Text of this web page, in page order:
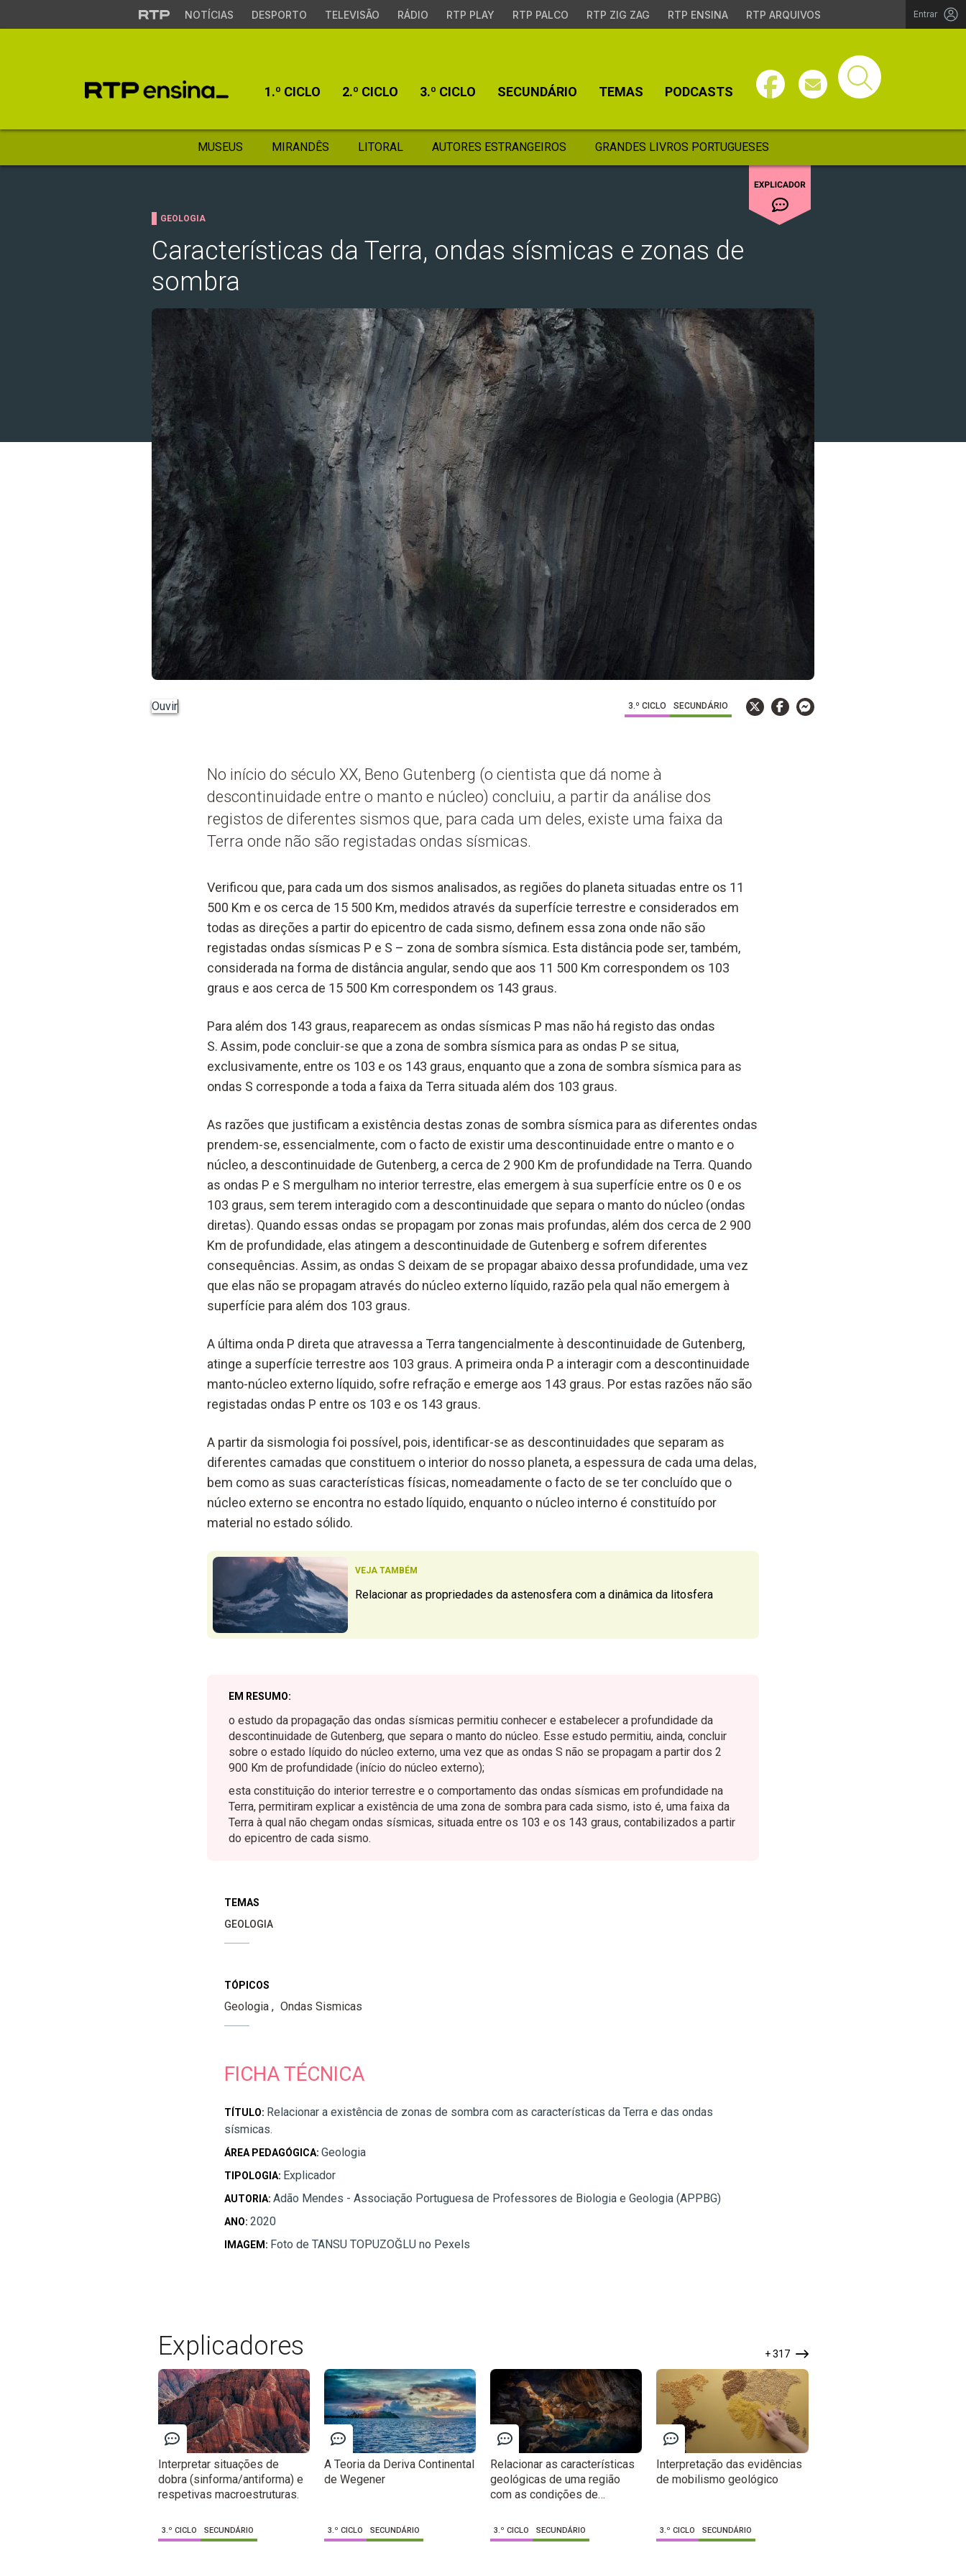
NOTÍCIAS DESPORTO TELEVISÃO RÁDIO RTP PLAY RTP PALCO RTP ZIG ZAG RTP ENSINA RTP ARQUIVOS Entrar
1.º CICLO 2.º CICLO 3.º CICLO SECUNDÁRIO TEMAS PODCASTS
MUSEUS MIRANDÊS LITORAL AUTORES ESTRANGEIROS GRANDES LIVROS PORTUGUESES
GEOLOGIA
Características da Terra, ondas sísmicas e zonas de
sombra
Ouvir 3.º CICLO SECUNDÁRIO
No início do século XX, Beno Gutenberg (o cientista que dá nome à
descontinuidade entre o manto e núcleo) concluiu, a partir da análise dos
registos de diferentes sismos que, para cada um deles, existe uma faixa da
Terra onde não são registadas ondas sísmicas.
Verificou que, para cada um dos sismos analisados, as regiões do planeta situadas entre os 11
500 Km e os cerca de 15 500 Km, medidos através da superfície terrestre e considerados em
todas as direções a partir do epicentro de cada sismo, definem essa zona onde não são
registadas ondas sísmicas P e S – zona de sombra sísmica. Esta distância pode ser, também,
considerada na forma de distância angular, sendo que aos 11 500 Km correspondem os 103
graus e aos cerca de 15 500 Km correspondem os 143 graus.
Para além dos 143 graus, reaparecem as ondas sísmicas P mas não há registo das ondas
S. Assim, pode concluir-se que a zona de sombra sísmica para as ondas P se situa,
exclusivamente, entre os 103 e os 143 graus, enquanto que a zona de sombra sísmica para as
ondas S corresponde a toda a faixa da Terra situada além dos 103 graus.
As razões que justificam a existência destas zonas de sombra sísmica para as diferentes ondas
prendem-se, essencialmente, com o facto de existir uma descontinuidade entre o manto e o
núcleo, a descontinuidade de Gutenberg, a cerca de 2 900 Km de profundidade na Terra. Quando
as ondas P e S mergulham no interior terrestre, elas emergem à sua superfície entre os 0 e os
103 graus, sem terem interagido com a descontinuidade que separa o manto do núcleo (ondas
diretas). Quando essas ondas se propagam por zonas mais profundas, além dos cerca de 2 900
Km de profundidade, elas atingem a descontinuidade de Gutenberg e sofrem diferentes
consequências. Assim, as ondas S deixam de se propagar abaixo dessa profundidade, uma vez
que elas não se propagam através do núcleo externo líquido, razão pela qual não emergem à
superfície para além dos 103 graus.
A última onda P direta que atravessa a Terra tangencialmente à descontinuidade de Gutenberg,
atinge a superfície terrestre aos 103 graus. A primeira onda P a interagir com a descontinuidade
manto-núcleo externo líquido, sofre refração e emerge aos 143 graus. Por estas razões não são
registadas ondas P entre os 103 e os 143 graus.
A partir da sismologia foi possível, pois, identificar-se as descontinuidades que separam as
diferentes camadas que constituem o interior do nosso planeta, a espessura de cada uma delas,
bem como as suas características físicas, nomeadamente o facto de se ter concluído que o
núcleo externo se encontra no estado líquido, enquanto o núcleo interno é constituído por
material no estado sólido.
VEJA TAMBÉM
Relacionar as propriedades da astenosfera com a dinâmica da litosfera
EM RESUMO:
o estudo da propagação das ondas sísmicas permitiu conhecer e estabelecer a profundidade da
descontinuidade de Gutenberg, que separa o manto do núcleo. Esse estudo permitiu, ainda, concluir
sobre o estado líquido do núcleo externo, uma vez que as ondas S não se propagam a partir dos 2
900 Km de profundidade (início do núcleo externo);
esta constituição do interior terrestre e o comportamento das ondas sísmicas em profundidade na
Terra, permitiram explicar a existência de uma zona de sombra para cada sismo, isto é, uma faixa da
Terra à qual não chegam ondas sísmicas, situada entre os 103 e os 143 graus, contabilizados a partir
do epicentro de cada sismo.
TEMAS
GEOLOGIA
TÓPICOS
Geologia Ondas Sismicas
FICHA TÉCNICA
TÍTULO: Relacionar a existência de zonas de sombra com as características da Terra e das ondas
sísmicas.
ÁREA PEDAGÓGICA: Geologia
TIPOLOGIA: Explicador
AUTORIA: Adão Mendes - Associação Portuguesa de Professores de Biologia e Geologia (APPBG)
ANO: 2020
IMAGEM: Foto de TANSU TOPUZOĞLU no Pexels
Explicadores + 317
Interpretar situações de
dobra (sinforma/antiforma) e
respetivas macroestruturas.
3.º CICLO SECUNDÁRIO
A Teoria da Deriva Continental
de Wegener
3.º CICLO SECUNDÁRIO
Relacionar as características
geológicas de uma região
com as condições de
3.º CICLO SECUNDÁRIO
Interpretação das evidências
de mobilismo geológico
3.º CICLO SECUNDÁRIO